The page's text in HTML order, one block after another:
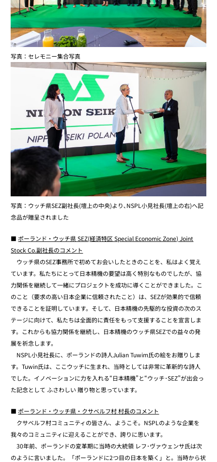
写真：セレモニー集合写真
写真：ウッチ県SEZ副社長(壇上の中央)より､NSPL小見社長(壇上の右)へ記
念品が贈呈されました
■ ポーランド・ウッチ県 SEZ(経済特区 Special Economic Zone) Joint
Stock Co.副社長のコメント
ウッチ県のSEZ事務所で初めてお会いしたときのことを、私はよく覚え
ています。私たちにとって日本精機の要望は高く特別なものでしたが、協
力関係を継続して一緒にプロジェクトを成功に導くことができました。こ
のこと（要求の高い日本企業に信頼されたこと）は、SEZが効果的で信頼
できることを証明しています。そして、日本精機の先駆的な投資の次のス
テージに向けて、私たちは全面的に責任をもって支援することを宣言しま
す。これからも協力関係を継続し、日本精機のウッチ県SEZでの益々の発
展を祈念します。
NSPL小見社長に、ポーランドの詩人Julian Tuwim氏の絵をお贈りしま
す。Tuwin氏は、ここウッチに生まれ、当時としては非常に革新的な詩人
でした。イノベーションに力を入れる“日本精機”と“ウッチ･SEZ”が出会っ
た記念として ふさわしい 贈り物と思っています。
■ ポーランド・ウッチ県・クサベルフ村 村長のコメント
クサベルフ村コミュニティの皆さん、ようこそ。NSPLのような企業を
我々のコミュニティに迎えることができ、誇りに思います。
30年前、ポーランドの変革期に当時の大統領 レフ･ヴァウェンサ氏は次
のように言いました。「ポーランドに2つ目の日本を築く」と。当時から状